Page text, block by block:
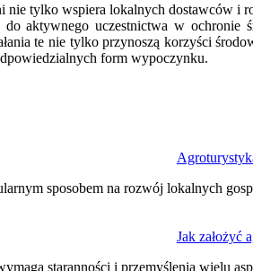
tylko wspiera lokalnych dostawców i
aktywnego uczestnictwa w ochronie
te nie tylko przynoszą korzyści
form wypoczynku.
sposobem na rozwój lokalnych
Jak założyć
staranności i przemyślenia wielu